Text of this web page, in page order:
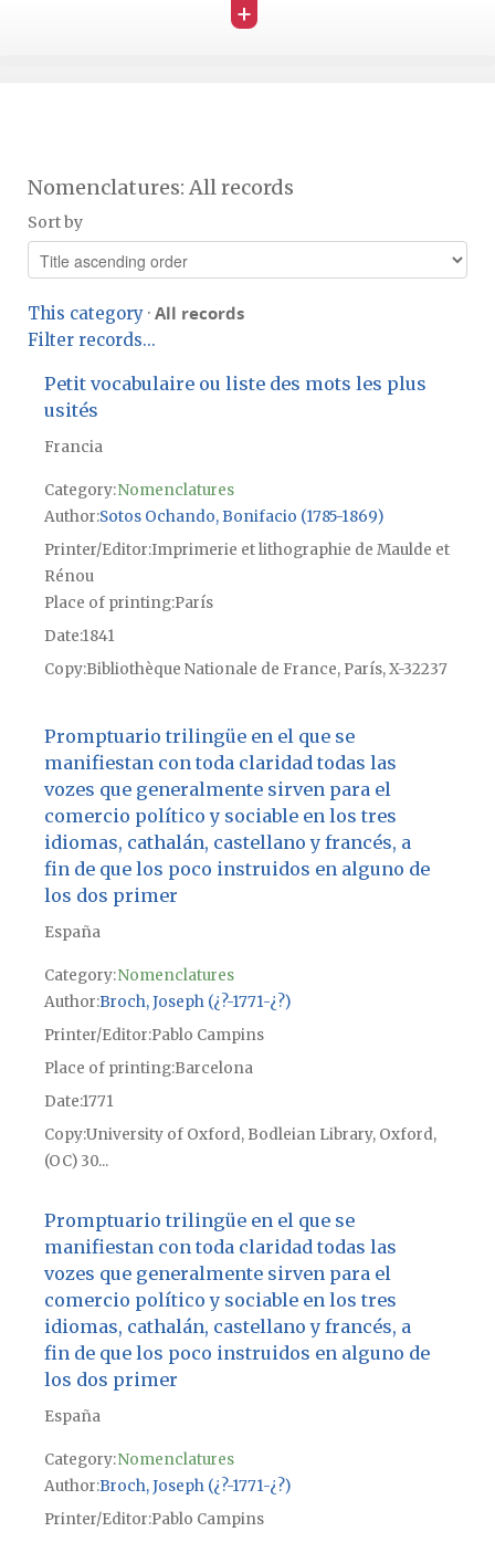
+
Nomenclatures: All records
Sort by
This category · All records
Filter records...
Petit vocabulaire ou liste des mots les plus
usités
Francia
Category:Nomenclatures
Author Sotos Ochando, Bonifacio (1785-1869)
Printer/Editor Imprimerie et lithographie de Maulde et
Rénou
Place of printingParís
Date1841
CopyBibliothèque Nationale de France, París, X-32237
Promptuario trilingüe en el que se
manifiestan con toda claridad todas las
vozes que generalmente sirven para el
comercio político y sociable en los tres
idiomas, cathalán, castellano y francés, a
fin de que los poco instruidos en alguno de
los dos primer
España
Category:Nomenclatures
Author Broch, Joseph (¿?-1771-¿?)
Printer/Editor Pablo Campins
Place of printingBarcelona
Date1771
CopyUniversity of Oxford, Bodleian Library, Oxford,
(OC) 30...
Promptuario trilingüe en el que se
manifiestan con toda claridad todas las
vozes que generalmente sirven para el
comercio político y sociable en los tres
idiomas, cathalán, castellano y francés, a
fin de que los poco instruidos en alguno de
los dos primer
España
Category:Nomenclatures
Author Broch, Joseph (¿?-1771-¿?)
Printer/Editor Pablo Campins